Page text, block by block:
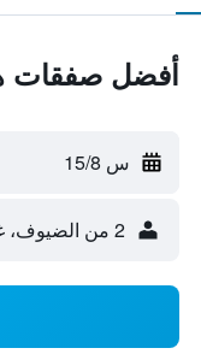
أفضل صفقات
س 15/8
2 من الضيوف، غرفة واحدة